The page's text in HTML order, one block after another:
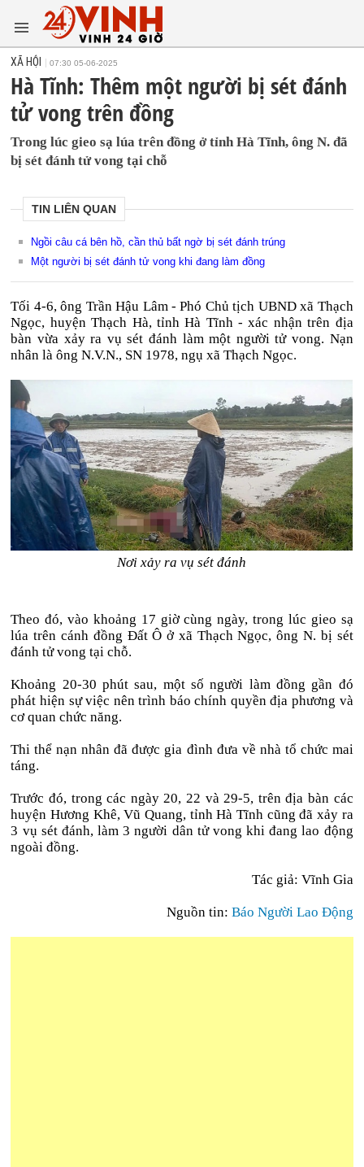
XÃ HỘI 07:30 05-06-2025
Hà Tĩnh: Thêm một người bị sét đánh
tử vong trên đồng
Trong lúc gieo sạ lúa trên đồng ở tỉnh Hà Tĩnh, ông N. đã
bị sét đánh tử vong tại chỗ
TIN LIÊN QUAN
Ngồi câu cá bên hồ, cần thủ bất ngờ bị sét đánh trúng
Một người bị sét đánh tử vong khi đang làm đồng
Tối 4-6, ông Trần Hậu Lâm - Phó Chủ tịch UBND xã Thạch
Ngọc, huyện Thạch Hà, tỉnh Hà Tĩnh - xác nhận trên địa
bàn vừa xảy ra vụ sét đánh làm một người tử vong. Nạn
nhân là ông N.V.N., SN 1978, ngụ xã Thạch Ngọc.
Nơi xảy ra vụ sét đánh
Theo đó, vào khoảng 17 giờ cùng ngày, trong lúc gieo sạ
lúa trên cánh đồng Đất Ô ở xã Thạch Ngọc, ông N. bị sét
đánh tử vong tại chỗ.
Khoảng 20-30 phút sau, một số người làm đồng gần đó
phát hiện sự việc nên trình báo chính quyền địa phương và
cơ quan chức năng.
Thi thể nạn nhân đã được gia đình đưa về nhà tổ chức mai
táng.
Trước đó, trong các ngày 20, 22 và 29-5, trên địa bàn các
huyện Hương Khê, Vũ Quang, tỉnh Hà Tĩnh cũng đã xảy ra
3 vụ sét đánh, làm 3 người dân tử vong khi đang lao động
ngoài đồng.
Tác giả: Vĩnh Gia
Nguồn tin: Báo Người Lao Động